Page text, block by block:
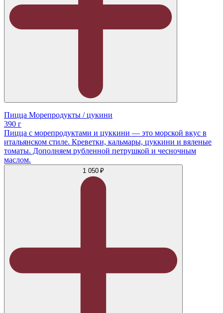
Пицца Морепродукты / цукини
390 г
Пицца с морепродуктами и цуккини — это морской вкус в
итальянском стиле. Креветки, кальмары, цуккини и вяленые
томаты. Дополняем рубленной петрушкой и чесночным
маслом.
1 050 ₽